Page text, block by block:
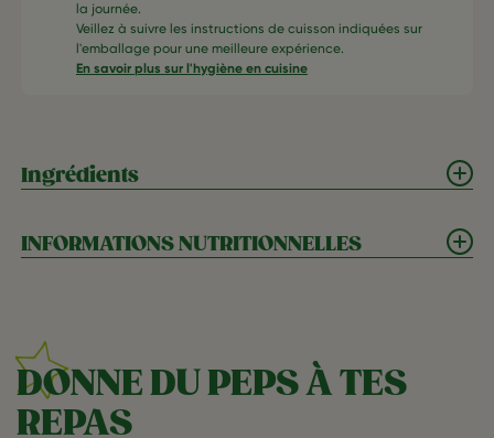
la journée.​
Veillez à suivre les instructions de cuisson indiquées sur
l'emballage pour une meilleure expérience.​
En savoir plus sur l'hygiène en cuisine
Ingrédients
INFORMATIONS NUTRITIONNELLES
DONNE DU PEPS À TES
REPAS